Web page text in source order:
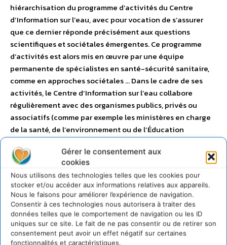
Gérer le consentement aux
cookies
Nous utilisons des technologies telles que les cookies pour
stocker et/ou accéder aux informations relatives aux appareils.
Nous le faisons pour améliorer l’expérience de navigation.
Consentir à ces technologies nous autorisera à traiter des
données telles que le comportement de navigation ou les ID
uniques sur ce site. Le fait de ne pas consentir ou de retirer son
consentement peut avoir un effet négatif sur certaines
fonctionnalités et caractéristiques.
hiérarchisation du programme d’activités du Centre
d’Information sur l’eau, avec pour vocation de s’assurer
que ce dernier réponde précisément aux questions
scientifiques et sociétales émergentes. Ce programme
d’activités est alors mis en œuvre par une équipe
permanente de spécialistes en santé-sécurité sanitaire,
comme en approches sociétales … Dans le cadre de ses
activités, le Centre d’Information sur l’eau collabore
régulièrement avec des organismes publics, privés ou
associatifs (comme par exemple les ministères en charge
de la santé, de l’environnement ou de l’Éducation
nationale, l’Agence Nationale de la Biodiversité, les
Agences de l’Eau, l’Institut national de la Consommation,
la FP2E, les Associations de consommateurs…) aussi bien
grâce à la constitution de groupes de travail
opérationnels que par le biais de projets d’étude ou de
tables rondes, pouvant donner lieu à la publication de
dossiers éditoriaux.